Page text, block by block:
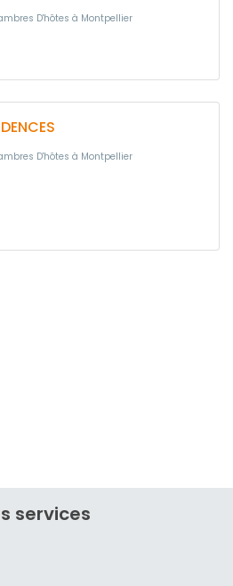
D'hôtes à Montpellier
D'hôtes à Montpellier
services